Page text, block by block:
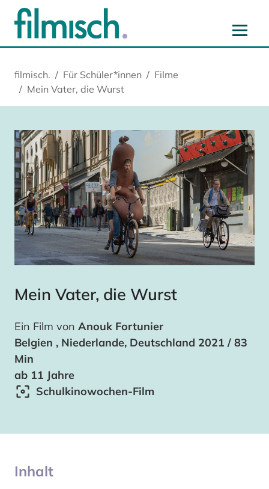
Hauptinhalt springen
Hauptnavigation springen
Cookie-Einstellungen springen
Startseite springen
filmisch. Für Schüler*innen
Filme
Mein Vater, die Wurst
Mein Vater, die Wurst
Ein Film von Anouk Fortunier
Belgien , Niederlande, Deutschland 2021 / 83
Min
ab 11 Jahre
Schulkinowochen-Film
Inhalt